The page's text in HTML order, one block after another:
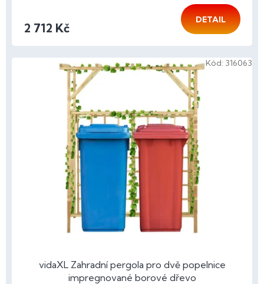
2 712 Kč
DETAIL
vidaXL Zahradní pergola pro dvě popelnice
impregnované borové dřevo
Kód: 316063